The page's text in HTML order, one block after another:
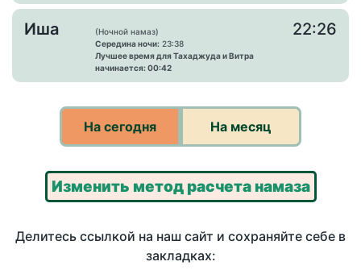
Иша
(Ночной намаз)
Середина ночи: 23:38
Лучшее время для Тахаджуда и Витра
начинается: 00:42
22:26
На сегодня На месяц
Изменить метод расчета намаза
Делитесь ссылкой на наш сайт и сохраняйте себе в
закладках: